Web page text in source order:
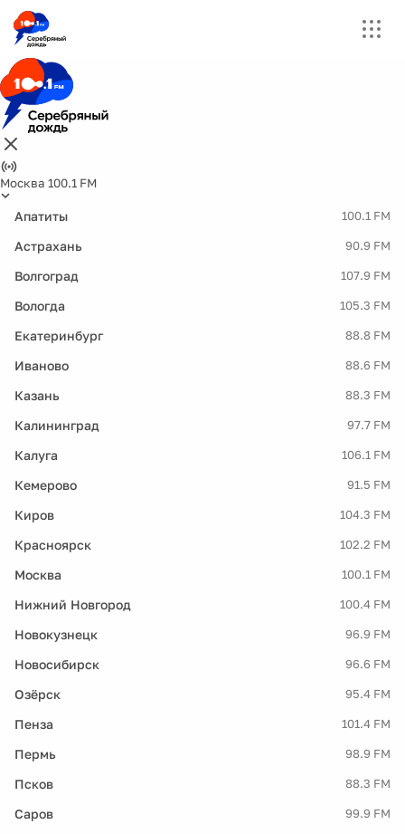
Москва 100.1 FM
Апатиты 100.1 FM
Астрахань 90.9 FM
Волгоград 107.9 FM
Вологда 105.3 FM
Екатеринбург 88.8 FM
Иваново 88.6 FM
Казань 88.3 FM
Калининград 97.7 FM
Калуга 106.1 FM
Кемерово 91.5 FM
Киров 104.3 FM
Красноярск 102.2 FM
Москва 100.1 FM
Нижний Новгород 100.4 FM
Новокузнецк 96.9 FM
Новосибирск 96.6 FM
Озёрск 95.4 FM
Пенза 101.4 FM
Пермь 98.9 FM
Псков 88.3 FM
Саров 99.9 FM